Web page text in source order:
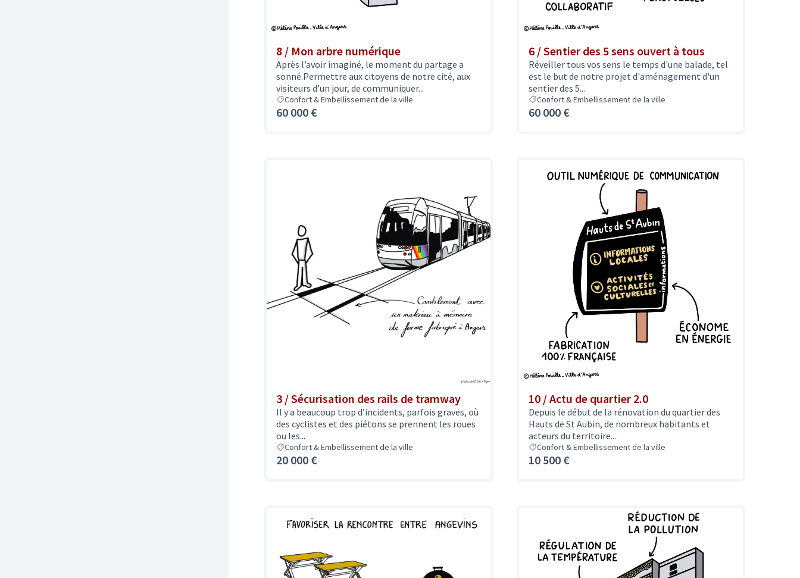
8 / Mon arbre numérique
Après l’avoir imaginé, le moment du partage a
sonné.Permettre aux citoyens de notre cité, aux
visiteurs d’un jour, de communiquer...
Confort & Embellissement de la ville
60 000 €
6 / Sentier des 5 sens ouvert à tous
Réveiller tous vos sens le temps d'une balade, tel
est le but de notre projet d'aménagement d'un
sentier des 5...
Confort & Embellissement de la ville
60 000 €
3 / Sécurisation des rails de tramway
Il y a beaucoup trop d’incidents, parfois graves, où
des cyclistes et des piétons se prennent les roues
ou les...
Confort & Embellissement de la ville
20 000 €
10 / Actu de quartier 2.0
Depuis le début de la rénovation du quartier des
Hauts de St Aubin, de nombreux habitants et
acteurs du territoire...
Confort & Embellissement de la ville
10 500 €